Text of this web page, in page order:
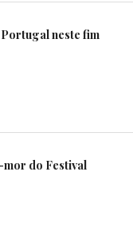
neste fim
do Festival